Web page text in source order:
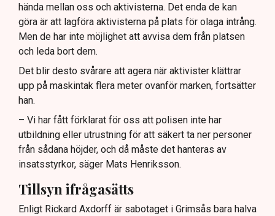
hända mellan oss och aktivisterna. Det enda de kan
göra är att lagföra aktivisterna på plats för olaga intrång.
Men de har inte möjlighet att avvisa dem från platsen
och leda bort dem.
Det blir desto svårare att agera när aktivister klättrar
upp på maskintak flera meter ovanför marken, fortsätter
han.
– Vi har fått förklarat för oss att polisen inte har
utbildning eller utrustning för att säkert ta ner personer
från sådana höjder, och då måste det hanteras av
insatsstyrkor, säger Mats Henriksson.
Tillsyn ifrågasätts
Enligt Rickard Axdorff är sabotaget i Grimsås bara halva